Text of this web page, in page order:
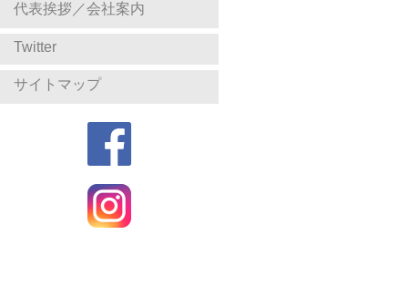
代表挨拶／会社案内
Twitter
サイトマップ